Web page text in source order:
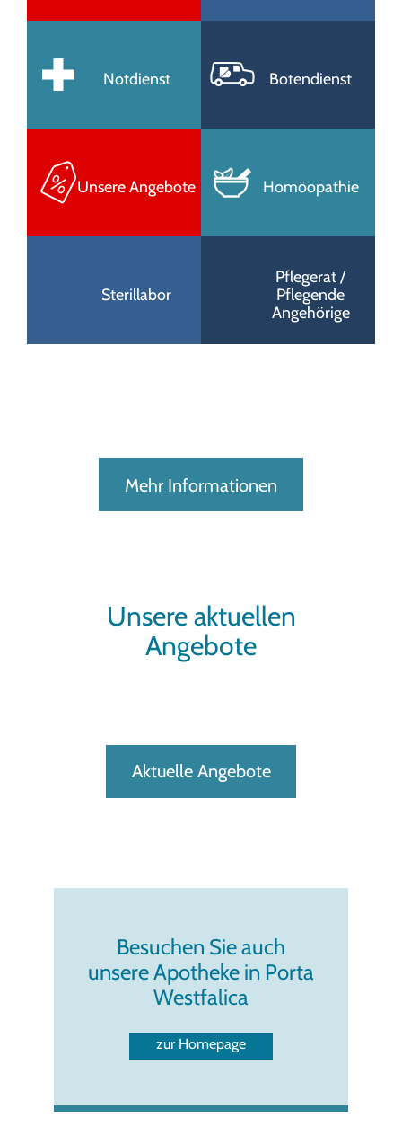
Notdienst Botendienst
Unsere Angebote Homöopathie
Sterillabor
Pflegerat /
Pflegende
Angehörige
Mehr Informationen
Unsere aktuellen
Angebote
Aktuelle Angebote
Besuchen Sie auch
unsere Apotheke in Porta
Westfalica
zur Homepage